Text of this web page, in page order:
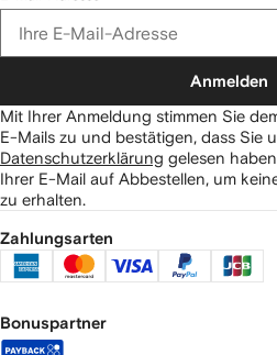
Anmelden
Mit Ihrer Anmeldung stimmen Sie
E-Mails zu und bestätigen, dass Sie
Datenschutzerklärung gelesen
Ihrer E-Mail auf Abbestellen, um
zu erhalten.
Zahlungsarten
Bonuspartner